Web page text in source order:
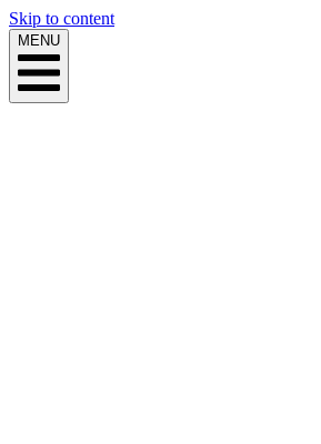
Skip to content
MENU